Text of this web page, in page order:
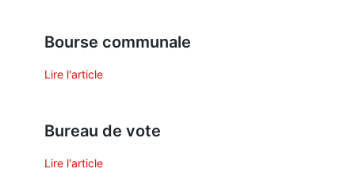
Bourse communale
Lire l'article
Bureau de vote
Lire l'article